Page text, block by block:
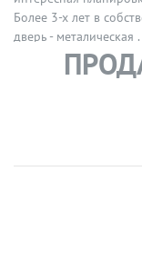
Более 3-х лет в
дверь -
Дом расположен в
проспект". Торг